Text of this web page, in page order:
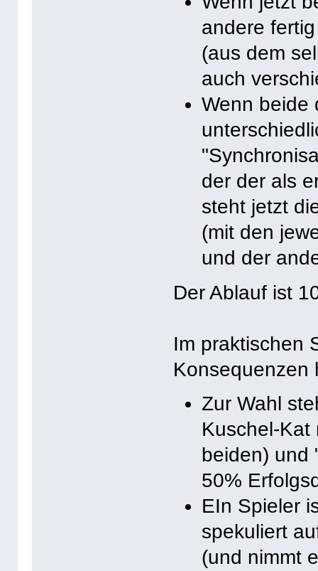
andere
(aus dem
auch
Wenn beide
der der als
steht jetzt
(mit den
und der
Der Ablauf ist
Im praktischen
Konsequenzen
Zur Wahl
Kuschel-Kat
beiden) und
50%
EIn Spieler
spekuliert
(und nimmt